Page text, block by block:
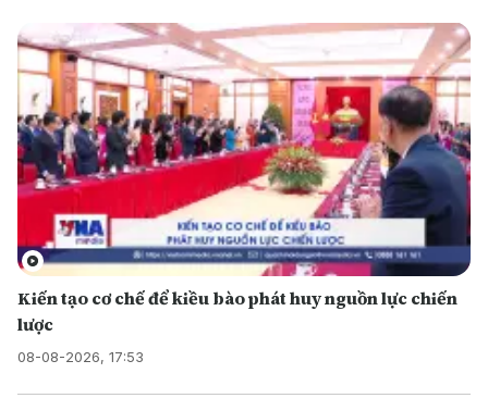
Kiến tạo cơ chế để kiều bào phát huy nguồn lực chiến
lược
08-08-2026, 17:53